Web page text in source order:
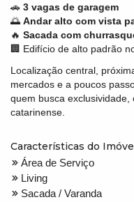
🚗 3 vagas de garagem
🌅 Andar alto com vista
🔥 Sacada com
🏢 Edifício de alto padrão
Localização central,
mercados e a poucos
quem busca
catarinense.
Características do
Área de Serviço
Living
Sacada / Varanda